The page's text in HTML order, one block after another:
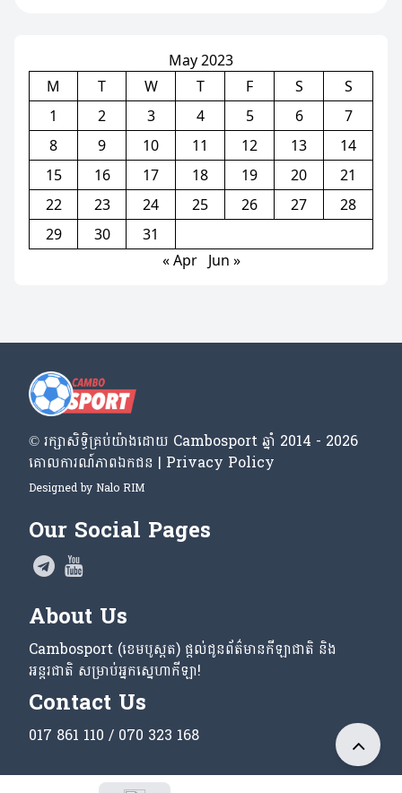
(មានវិដេអូ)
May 2023
M
T W T F S
S
1
2 3 4 5 6
7
8
9 10 11 12 13
14
15
16 17 18 19 20
21
22
23 24 25 26 27
28
29
30
31
« Apr
Jun »
© រក្សា​សិទ្ធិ​គ្រប់​យ៉ាង​ដោយ​ Cambosport ឆ្នាំ 2014 - 2026
គោលការណ៍​ភាព​ឯកជន | Privacy Policy
Designed by Nalo RIM
Our Social Pages
About Us
Cambosport (ខេមបូស្ពត) ផ្តល់ជូនព័ត៌មានកីឡាជាតិ និង
អន្តរជាតិ សម្រាប់អ្នកស្នេហាកីឡា!
Contact Us
017 861 110 / 070 323 168